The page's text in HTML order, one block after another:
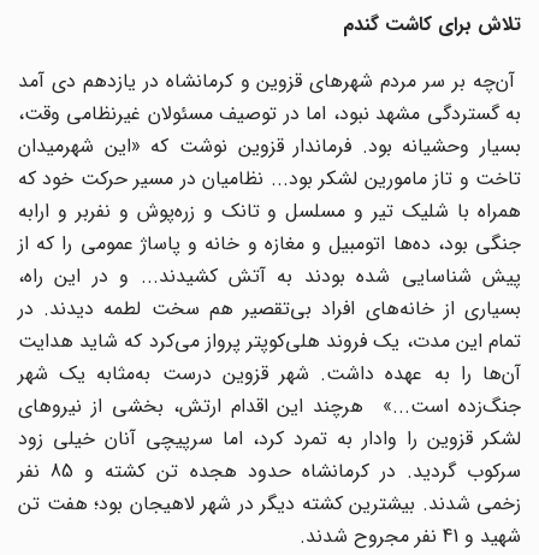
تلاش برای کاشت گندم
آن‌چه بر سر مردم شهرهای قزوین و کرمانشاه در یازدهم دی آمد
به گستردگی مشهد نبود، اما در توصیف مسئولان غیرنظامی وقت،
بسیار وحشیانه بود. فرماندار قزوین نوشت که «این شهرمیدان
تاخت و تاز مامورین لشکر بود... نظامیان در مسیر حرکت خود که
همراه با شلیک تیر و مسلسل و تانک و زره‌پوش و نفربر و ارابه
جنگی بود، ده‌ها اتومبیل و مغازه و خانه و پاساژ عمومی را که از
پیش شناسایی شده بودند به آتش کشیدند... و در این راه،
بسیاری از خانه‌های افراد بی‌تقصیر هم سخت لطمه دیدند. در
تمام این مدت، یک فروند هلی‌کوپتر پرواز می‌کرد که شاید هدایت
آن‌ها را به عهده داشت. شهر قزوین درست به‌مثابه یک شهر
جنگ‌زده است...» هرچند این اقدام ارتش، بخشی از نیروهای
لشکر قزوین را وادار به تمرد کرد، اما سرپیچی آنان خیلی زود
سرکوب گردید. در کرمانشاه حدود هجده تن کشته و 85 نفر
زخمی شدند. بیشترین کشته دیگر در شهر لاهیجان بود؛ هفت تن
شهید و 41 نفر مجروح شدند.